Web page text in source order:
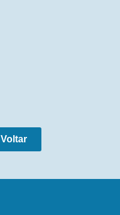
Voltar